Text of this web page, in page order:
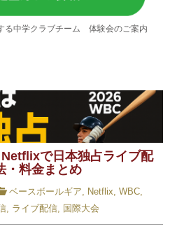
る中学クラブチーム 体験会のご案内
Netflixで日本独占ライブ配
・料金まとめ
ベースボールギア, Netflix, WBC,
, ライブ配信, 国際大会